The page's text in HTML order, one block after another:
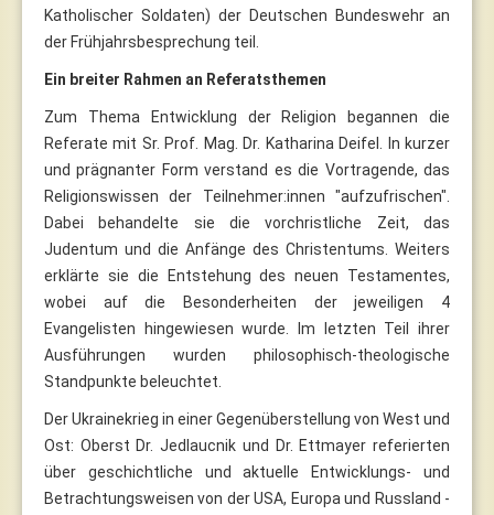
Katholischer Soldaten) der Deutschen Bundeswehr an
der Frühjahrsbesprechung teil.
Ein breiter Rahmen an Referatsthemen
Zum Thema Entwicklung der Religion begannen die
Referate mit Sr. Prof. Mag. Dr. Katharina Deifel. In kurzer
und prägnanter Form verstand es die Vortragende, das
Religionswissen der Teilnehmer:innen "aufzufrischen".
Dabei behandelte sie die vorchristliche Zeit, das
Judentum und die Anfänge des Christentums. Weiters
erklärte sie die Entstehung des neuen Testamentes,
wobei auf die Besonderheiten der jeweiligen 4
Evangelisten hingewiesen wurde. Im letzten Teil ihrer
Ausführungen wurden philosophisch-theologische
Standpunkte beleuchtet.
Der Ukrainekrieg in einer Gegenüberstellung von West und
Ost: Oberst Dr. Jedlaucnik und Dr. Ettmayer referierten
über geschichtliche und aktuelle Entwicklungs- und
Betrachtungsweisen von der USA, Europa und Russland -